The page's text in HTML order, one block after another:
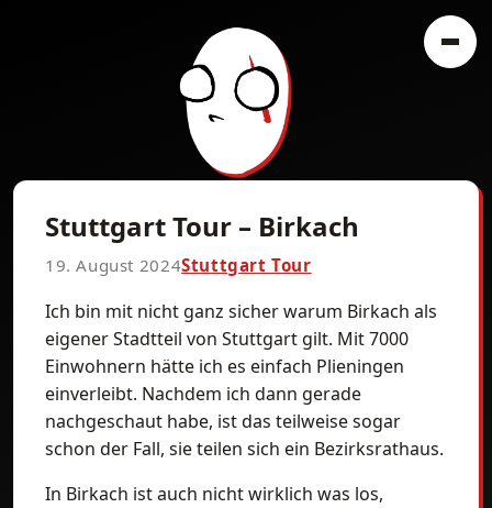
Stuttgart Tour – Birkach
19. August 2024Stuttgart Tour
Ich bin mit nicht ganz sicher warum Birkach als
eigener Stadtteil von Stuttgart gilt. Mit 7000
Einwohnern hätte ich es einfach Plieningen
einverleibt. Nachdem ich dann gerade
nachgeschaut habe, ist das teilweise sogar
schon der Fall, sie teilen sich ein Bezirksrathaus.
In Birkach ist auch nicht wirklich was los,